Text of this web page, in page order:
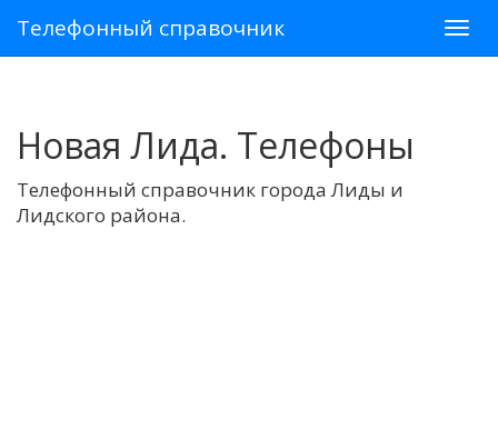
Телефонный справочник
Новая Лида. Телефоны
Телефонный справочник города Лиды и
Лидского района.